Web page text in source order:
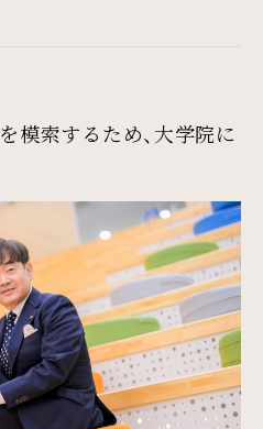
模索するため、大学院に